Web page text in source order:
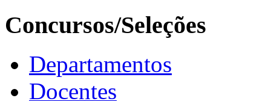
Concursos/Seleções
Departamentos
Docentes